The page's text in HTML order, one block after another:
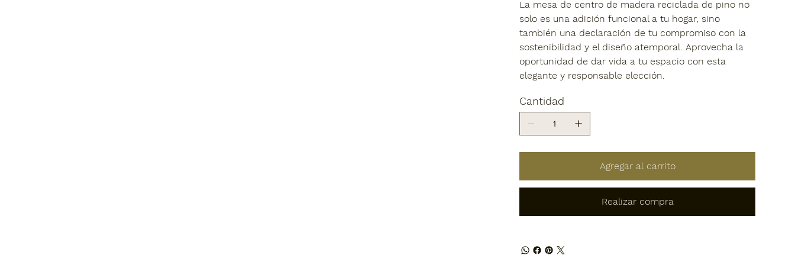
La mesa de centro de madera reciclada de pino no
solo es una adición funcional a tu hogar, sino
también una declaración de tu compromiso con la
sostenibilidad y el diseño atemporal. Aprovecha la
oportunidad de dar vida a tu espacio con esta
elegante y responsable elección.
Cantidad
Agregar al carrito
Realizar compra